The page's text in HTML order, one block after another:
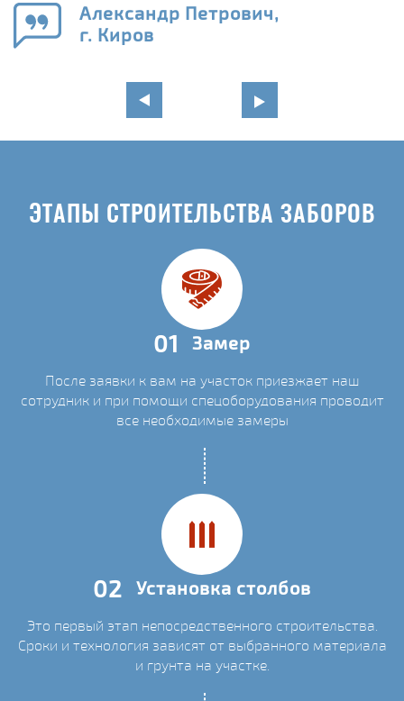
Александр Петрович,
г. Киров
ЭТАПЫ СТРОИТЕЛЬСТВА ЗАБОРОВ
01 Замер
После заявки к вам на участок приезжает наш
сотрудник и при помощи спецоборудования проводит
все необходимые замеры
02 Установка столбов
Это первый этап непосредственного строительства.
Сроки и технология зависят от выбранного материала
и грунта на участке.